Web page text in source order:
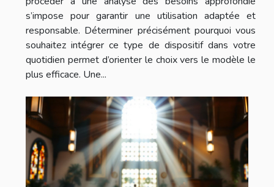
s’impose pour garantir une utilisation adaptée et
responsable. Déterminer précisément pourquoi vous
souhaitez intégrer ce type de dispositif dans votre
quotidien permet d’orienter le choix vers le modèle le
plus efficace. Une...